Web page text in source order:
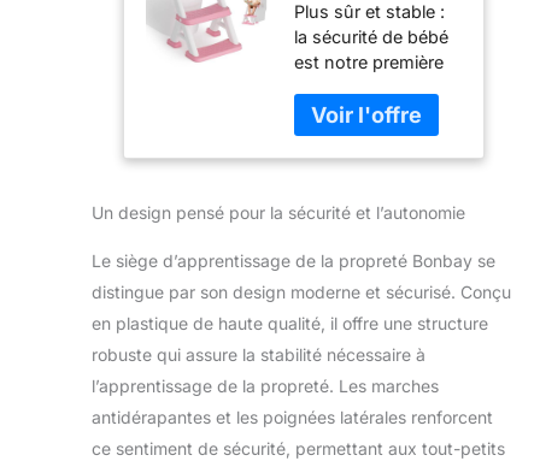
siège de toilette
pour tout-petits
avec marches,
toilettes
d'apprentissage
de la propreté 2
en 1 avec
éclaboussures,
antidérapant,
Plus sûr et stable :
la sécurité de bébé
est notre première
de toilette
d'apprentissage de
la propreté adopte
triangulaire stable
matériau PP non
toxique et épais de
haute qualité, qui
peut supporter
jusqu'à 54,4 kg Les
côtés triangulaires
du siège de toilette
Bonbay offrent
Un design pensé pour la sécurité et l’autonomie
Le siège d’apprentissage de la propreté Bonbay se
distingue par son design moderne et sécurisé. Conçu
en plastique de haute qualité, il offre une structure
robuste qui assure la stabilité nécessaire à
l’apprentissage de la propreté. Les marches
antidérapantes et les poignées latérales renforcent
ce sentiment de sécurité, permettant aux tout-petits